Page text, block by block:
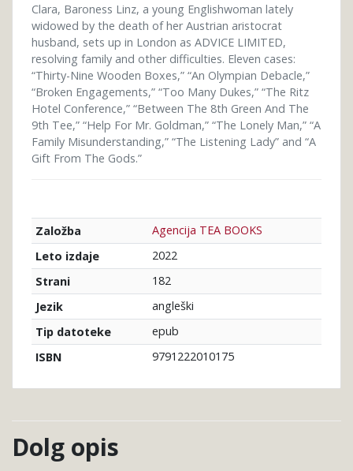
Clara, Baroness Linz, a young Englishwoman lately
widowed by the death of her Austrian aristocrat
husband, sets up in London as ADVICE LIMITED,
resolving family and other difficulties. Eleven cases:
“Thirty-Nine Wooden Boxes,” “An Olympian Debacle,”
“Broken Engagements,” “Too Many Dukes,” “The Ritz
Hotel Conference,” “Between The 8th Green And The
9th Tee,” “Help For Mr. Goldman,” “The Lonely Man,” “A
Family Misunderstanding,” “The Listening Lady” and “A
Gift From The Gods.”
Založba
Agencija TEA BOOKS
Leto izdaje
2022
Strani
182
Jezik
angleški
Tip datoteke
epub
ISBN
9791222010175
Dolg opis